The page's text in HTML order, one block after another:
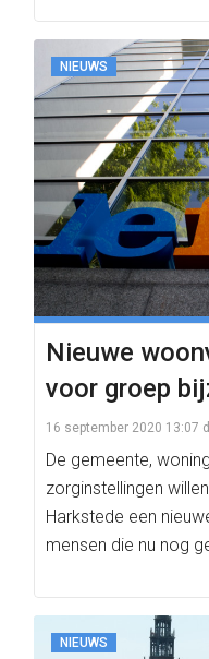
NIEUWS
Nieuwe
voor groep
16 september 2020 13:07
De gemeente,
zorginstellingen
Harkstede een
mensen die nu nog
NIEUWS